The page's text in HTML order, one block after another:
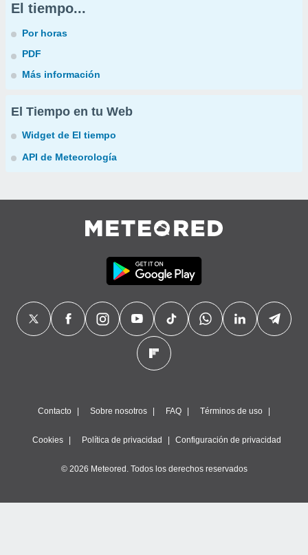
El tiempo...
Por horas
PDF
Más información
El Tiempo en tu Web
Widget de El tiempo
API de Meteorología
Contacto Sobre nosotros FAQ Términos de uso
Cookies Política de privacidad Configuración de privacidad
© 2026 Meteored. Todos los derechos reservados